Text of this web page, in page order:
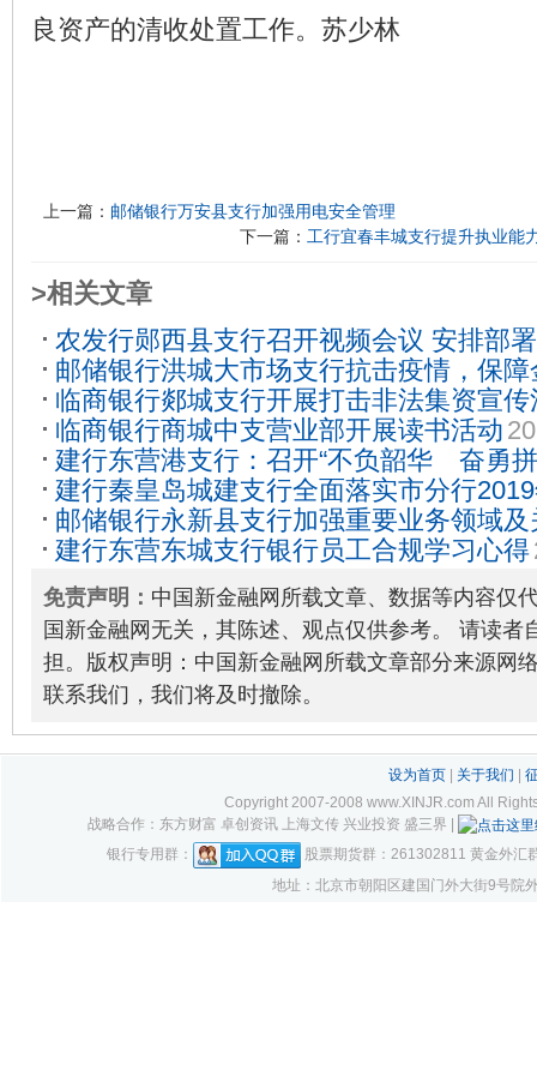
良资产的清收处置工作。苏少林
上一篇： 邮储银行万安县支行加强用电安全管理
下一篇： 工行宜春丰城支行提升执业能
>相关文章
农发行郧西县支行召开视频会议 安排部
2020-03-19
邮储银行洪城大市场支行抗击疫情，保
26
临商银行郯城支行开展打击非法集资宣传
临商银行商城中支营业部开展读书活动
建行东营港支行：召开“不负韶华 奋勇
谈会2020-05-08
建行秦皇岛城建支行全面落实市分行
2019-06-25
邮储银行永新县支行加强重要业务领域
险管理工作2019-08-20
建行东营东城支行银行员工合规学习心得
免责声明： 中国新金融网所载文章、数据等内容仅
国新金融网无关，其陈述、观点仅供参考。 请读者
担。版权声明：中国新金融网所载文章部分来源网
联系我们，我们将及时撤除。
设为首页| 关于我们
Copyright 2007-2008 www.XINJR.com All
战略合作：东方财富 卓创资讯 上海文传 兴业投资 盛三界 |
银行专用群：
股票期货群：261302811 黄金外
地址：北京市朝阳区建国门外大街9号院